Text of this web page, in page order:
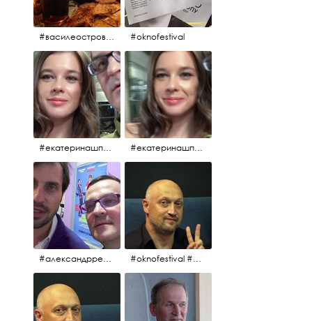
#василеостровское #синяяборода #пиво #пивовобла #вобла #рыба #oknofestival
#екатеринашпица #шпица @ekaterinashpitsa #екатеринашпица #шпица @ekaterinashpitsa
#александрревва #ревва #артурпирожков #бабушкалегкогоповедения @arthurpirozhkov #oknofestival #gosha #гошакуценко